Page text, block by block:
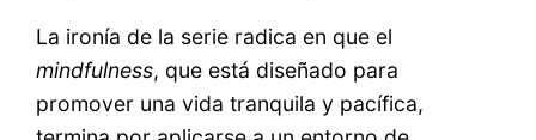
La ironía de la serie radica en que el
mindfulness, que está diseñado para
promover una vida tranquila y pacífica,